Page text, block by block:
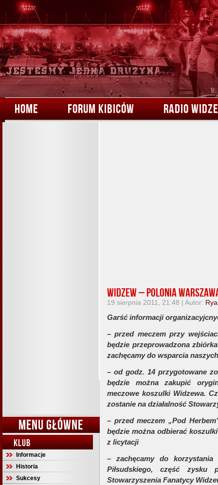
HOME FORUM KIBICÓW RADIO
MENU GŁÓWNE
KLUB
Informacje
Historia
Sukcesy
Widzew – Polonia
19 sierpnia 2011, 21:48 | Autor:
Garść informacji
– przed meczem przy
będzie przeprowadzona
zachęcamy do wsparcia
– od godz. 14 przygotowane
będzie można zakupić
meczowe koszulki Widzewa.
zostanie na działalność
– przed meczem „Pod
będzie można odbierać
z licytacji
– zachęcamy do
Piłsudskiego, część zysku
Stowarzyszenia Fanatycy